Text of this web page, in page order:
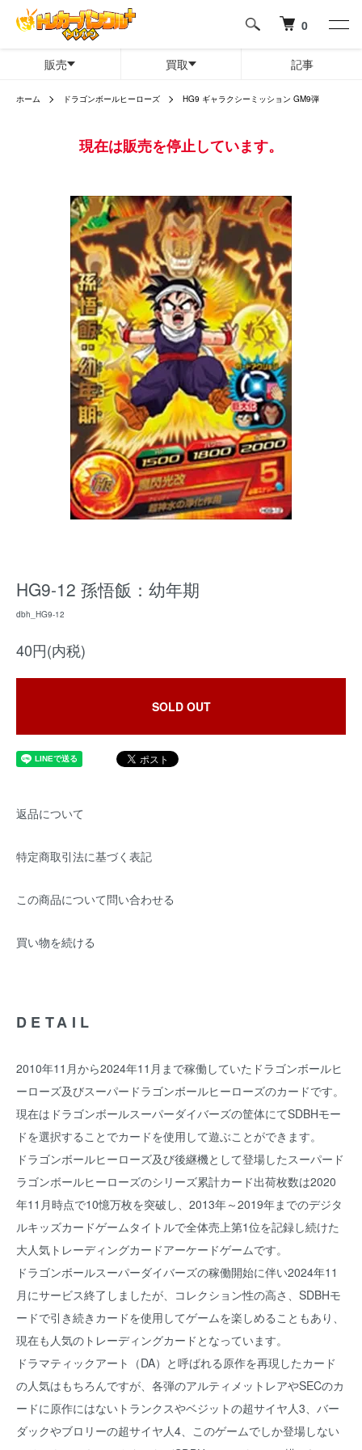
0
販売 買取 記事
ホーム ドラゴンボールヒーローズ HG9 ギャラクシーミッション GM9弾
現在は販売を停止しています。
HG9-12 孫悟飯：幼年期
dbh_HG9-12
40円(内税)
SOLD OUT
返品について
特定商取引法に基づく表記
この商品について問い合わせる
買い物を続ける
DETAIL
2010年11月から2024年11月まで稼働していたドラゴンボールヒ
ーローズ及びスーパードラゴンボールヒーローズのカードです。
現在はドラゴンボールスーパーダイバーズの筐体にてSDBHモー
ドを選択することでカードを使用して遊ぶことができます。
ドラゴンボールヒーローズ及び後継機として登場したスーパード
ラゴンボールヒーローズのシリーズ累計カード出荷枚数は2020
年11月時点で10憶万枚を突破し、2013年～2019年までのデジタ
ルキッズカードゲームタイトルで全体売上第1位を記録し続けた
大人気トレーディングカードアーケードゲームです。
ドラゴンボールスーパーダイバーズの稼働開始に伴い2024年11
月にサービス終了しましたが、コレクション性の高さ、SDBHモ
ードで引き続きカードを使用してゲームを楽しめることもあり、
現在も人気のトレーディングカードとなっています。
ドラマティックアート（DA）と呼ばれる原作を再現したカード
の人気はもちろんですが、各弾のアルティメットレアやSECのカ
ードに原作にはないトランクスやベジットの超サイヤ人3、バー
ダックやブロリーの超サイヤ人4、このゲームでしか登場しない